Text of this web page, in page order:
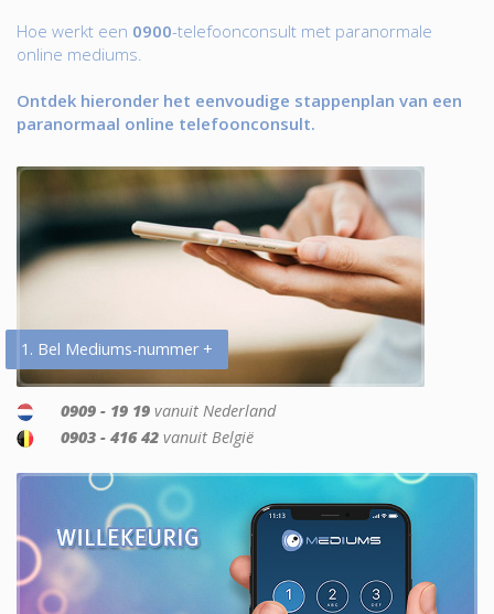
Hoe werkt een 0900-telefoonconsult met paranormale
online mediums.
Ontdek hieronder het eenvoudige stappenplan van een
paranormaal online telefoonconsult.
1. Bel Mediums-nummer +
0909 - 19 19 vanuit Nederland
0903 - 416 42 vanuit België